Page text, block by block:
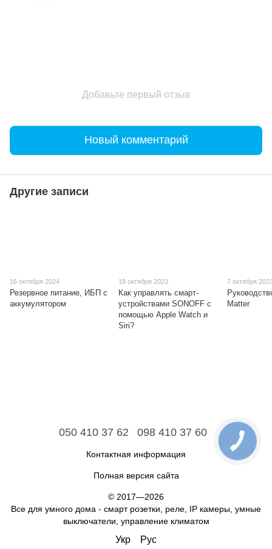
Добавьте первый отзыв
Новый комментарий
Другие записи
16 октября 2024
Резервное питание, ИБП с
аккумулятором
18 октября 2023
Как управлять смарт-
устройствами SONOFF с
помощью Apple Watch и
Siri?
7 октября
Matter
050 410 37 62 098 410 37 60
Контактная информация
Полная версия сайта
© 2017—2026
Все для умного дома - смарт розетки, реле, IP камеры, умные
выключатели, управление климатом
Укр Рус